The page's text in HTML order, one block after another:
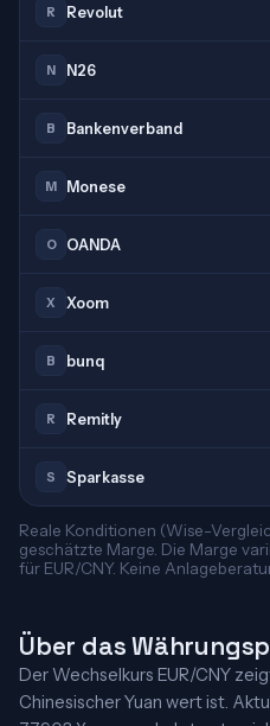
R Revolut
N N26
B Bankenverband
M Monese
O OANDA
X Xoom
B bunq
R Remitly
S Sparkasse
Reale Konditionen (Wise-
geschätzte Marge. Die Marge
für EUR/CNY. Keine
Über das
Der Wechselkurs EUR/CNY
Chinesischer Yuan wert ist.